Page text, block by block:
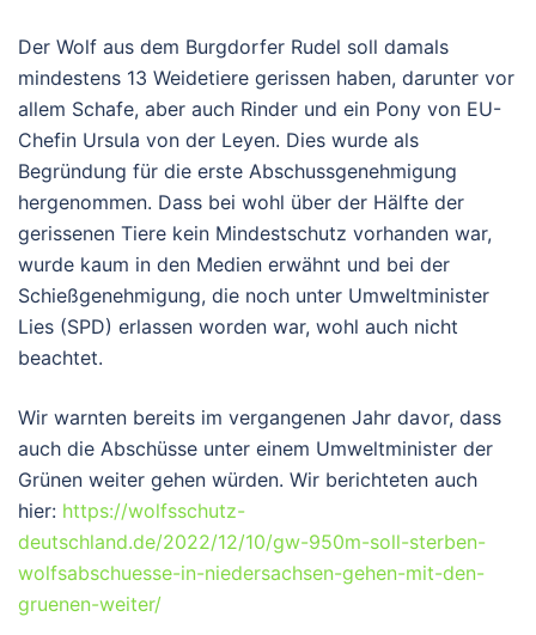
Der Wolf aus dem Burgdorfer Rudel soll damals
mindestens 13 Weidetiere gerissen haben, darunter vor
allem Schafe, aber auch Rinder und ein Pony von EU-
Chefin Ursula von der Leyen. Dies wurde als
Begründung für die erste Abschussgenehmigung
hergenommen. Dass bei wohl über der Hälfte der
gerissenen Tiere kein Mindestschutz vorhanden war,
wurde kaum in den Medien erwähnt und bei der
Schießgenehmigung, die noch unter Umweltminister
Lies (SPD) erlassen worden war, wohl auch nicht
beachtet.
Wir warnten bereits im vergangenen Jahr davor, dass
auch die Abschüsse unter einem Umweltminister der
Grünen weiter gehen würden. Wir berichteten auch
hier: https://wolfsschutz-
deutschland.de/2022/12/10/gw-950m-soll-sterben-
wolfsabschuesse-in-niedersachsen-gehen-mit-den-
gruenen-weiter/